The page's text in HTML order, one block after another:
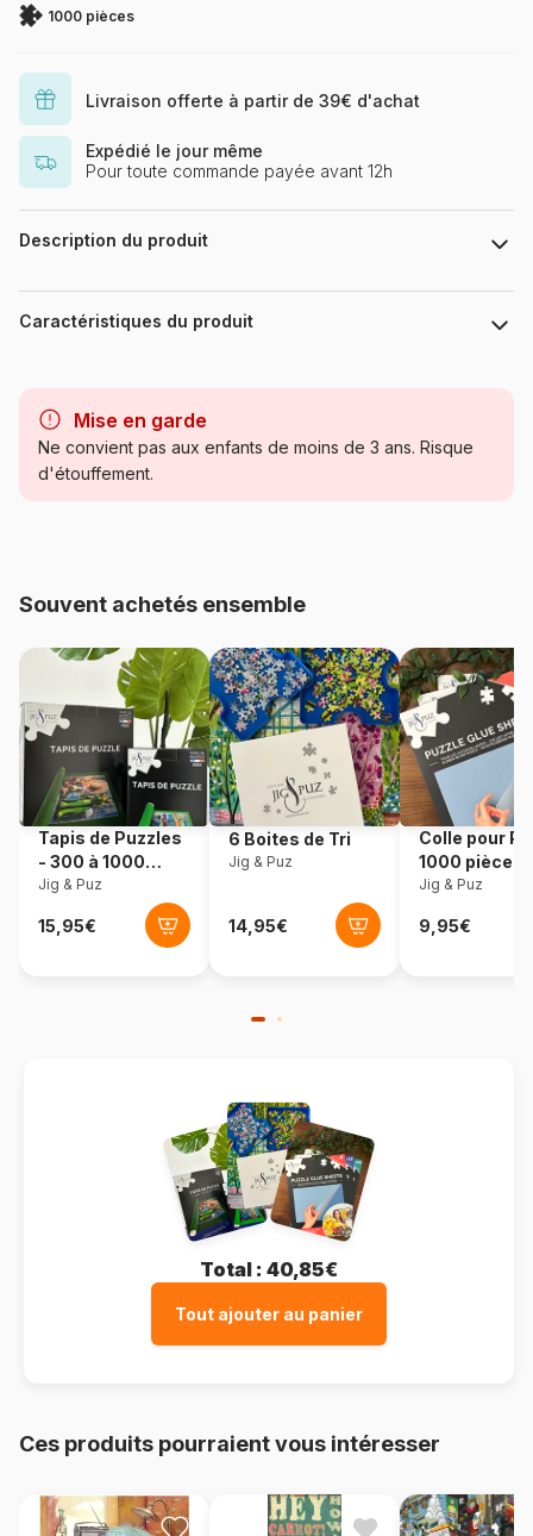
1000 pièces
Livraison offerte à partir de 39€ d'achat
Expédié le jour même
Pour toute commande payée avant 12h
Description du produit
Puzzle 1000 pièces. Devoted 2 Cats de la marque HEYE, de la
série Jolly Pets et de l'artiste Dean Russo - Dimensions du
puzzle monté : 50 cm x 70 cm - Label FSC (ce label
garantissant la gestion durable des forêts)
Caractéristiques du produit
Catégorie
Provenance Allemagne
Heye-29864
EAN 4001689298647
Nombre de pièces 1000 pièces
Dimensions 50 x 0 x 70 cm
Mise en garde
Ne convient pas aux enfants de moins de 3 ans. Risque
d'étouffement.
Souvent achetés ensemble
Tapis de Puzzles
- 300 à 1000
pièces
Jig & Puz
6 Boites de Tri
Jig & Puz
Colle pour
1000 pièces
Jig & Puz
Total : 40,85€
Tout ajouter au panier
Ces produits pourraient vous intéresser